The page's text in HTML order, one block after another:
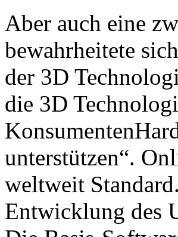
Aber auch eine
bewahrheitete
der 3D
die 3D
unterstützen“.
weltweit
Entwicklung des